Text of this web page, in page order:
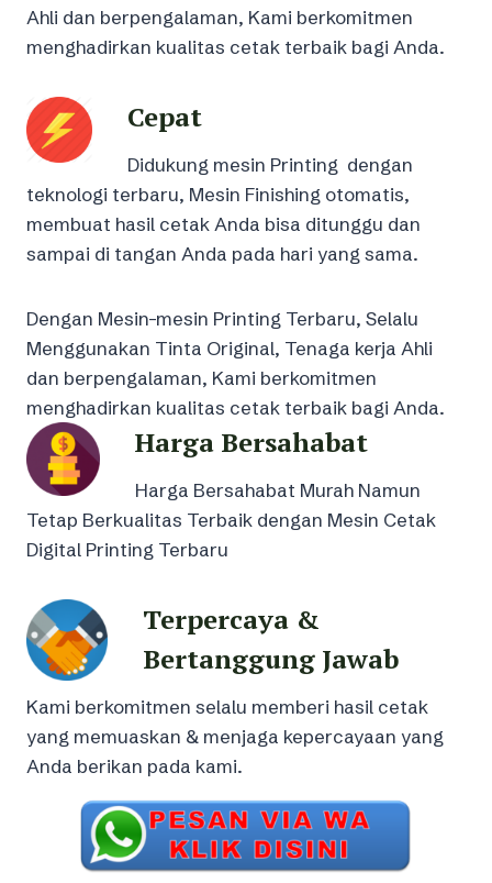
Ahli dan berpengalaman, Kami berkomitmen
menghadirkan kualitas cetak terbaik bagi Anda.
Cepat
Didukung mesin Printing dengan
teknologi terbaru, Mesin Finishing otomatis,
membuat hasil cetak Anda bisa ditunggu dan
sampai di tangan Anda pada hari yang sama.
Dengan Mesin-mesin Printing Terbaru, Selalu
Menggunakan Tinta Original, Tenaga kerja Ahli
dan berpengalaman, Kami berkomitmen
menghadirkan kualitas cetak terbaik bagi Anda.
Harga Bersahabat
Harga Bersahabat Murah Namun
Tetap Berkualitas Terbaik dengan Mesin Cetak
Digital Printing Terbaru
Terpercaya &
Bertanggung Jawab
Kami berkomitmen selalu memberi hasil cetak
yang memuaskan & menjaga kepercayaan yang
Anda berikan pada kami.